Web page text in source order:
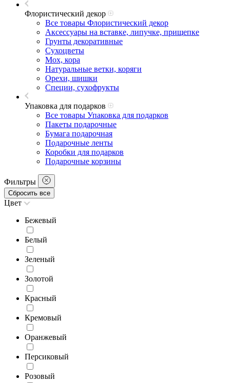
Флористический декор
Все товары Флористический декор
Аксессуары на вставке, липучке, прищепке
Грунты декоративные
Сухоцветы
Мох, кора
Натуральные ветки, коряги
Орехи, шишки
Специи, сухофрукты
Упаковка для подарков
Все товары Упаковка для подарков
Пакеты подарочные
Бумага подарочная
Подарочные ленты
Коробки для подарков
Подарочные корзины
Фильтры
Сбросить все
Цвет
Бежевый
Белый
Зеленый
Золотой
Красный
Кремовый
Оранжевый
Персиковый
Розовый